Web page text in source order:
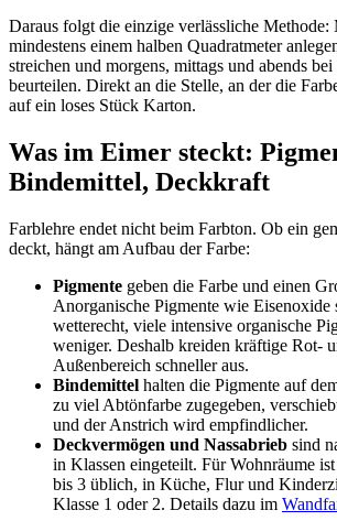
Daraus folgt die einzige verlässliche Methode:
mindestens einem halben Quadratmeter
streichen und morgens, mittags und abends
beurteilen. Direkt an die Stelle, an der die
auf ein loses Stück Karton.
Was im Eimer steckt:
Bindemittel, Deckkraft
Farblehre endet nicht beim Farbton. Ob ein
deckt, hängt am Aufbau der Farbe:
Pigmente geben die Farbe und einen
Anorganische Pigmente wie Eisenoxide
wetterecht, viele intensive organische
weniger. Deshalb kreiden kräftige Rot-
Außenbereich schneller aus.
Bindemittel halten die Pigmente auf
zu viel Abtönfarbe zugegeben,
und der Anstrich wird empfindlicher.
Deckvermögen und Nassabrieb sind
in Klassen eingeteilt. Für Wohnräume ist
bis 3 üblich, in Küche, Flur und
Klasse 1 oder 2. Details dazu im